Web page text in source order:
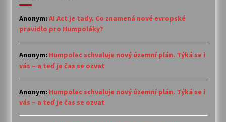
Anonym: AI Act je tady. Co znamená nové evropské
pravidlo pro Humpoláky?
Anonym: Humpolec schvaluje nový územní plán. Týká se i
vás – a teď je čas se ozvat
Anonym: Humpolec schvaluje nový územní plán. Týká se i
vás – a teď je čas se ozvat